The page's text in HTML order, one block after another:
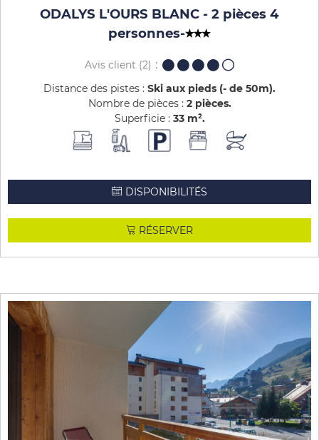
ODALYS L'OURS BLANC - 2 pièces 4
personnes-
Avis client (2)
Distance des pistes : Ski aux pieds (- de 50m)
Nombre de pièces : 2 pièces
Superficie : 33 m²
DISPONIBILITÉS
RÉSERVER